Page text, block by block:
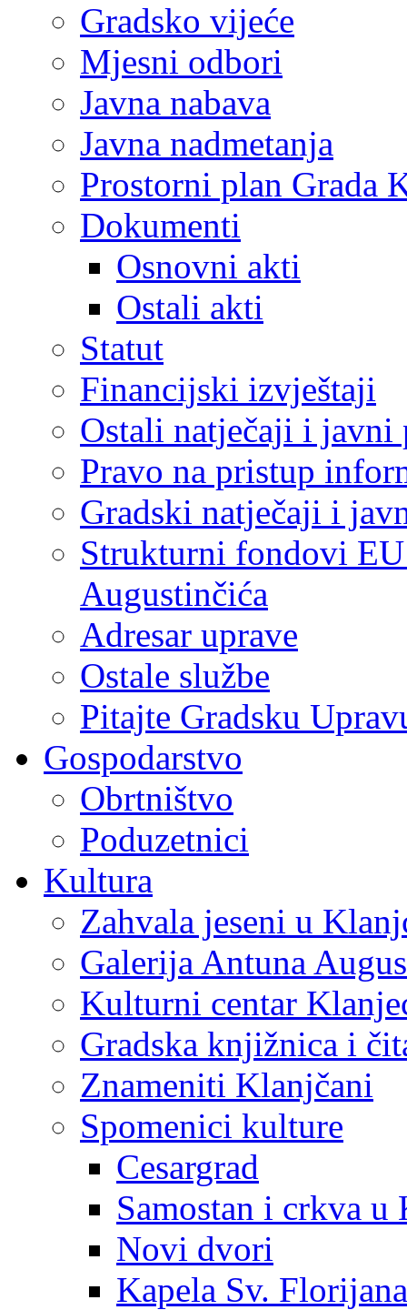
Gradsko vijeće
Mjesni odbori
Javna nabava
Javna nadmetanja
Prostorni plan Grada
Dokumenti
Osnovni akti
Ostali akti
Statut
Financijski izvještaji
Ostali natječaji i javni
Pravo na pristup
Gradski natječaji i
Strukturni fondovi
Augustinčića
Adresar uprave
Ostale službe
Pitajte Gradsku
Gospodarstvo
Obrtništvo
Poduzetnici
Kultura
Zahvala jeseni u
Galerija Antuna
Kulturni centar
Gradska knjižnica i
Znameniti Klanjčani
Spomenici kulture
Cesargrad
Samostan i crkva u
Novi dvori
Kapela Sv. Florijana